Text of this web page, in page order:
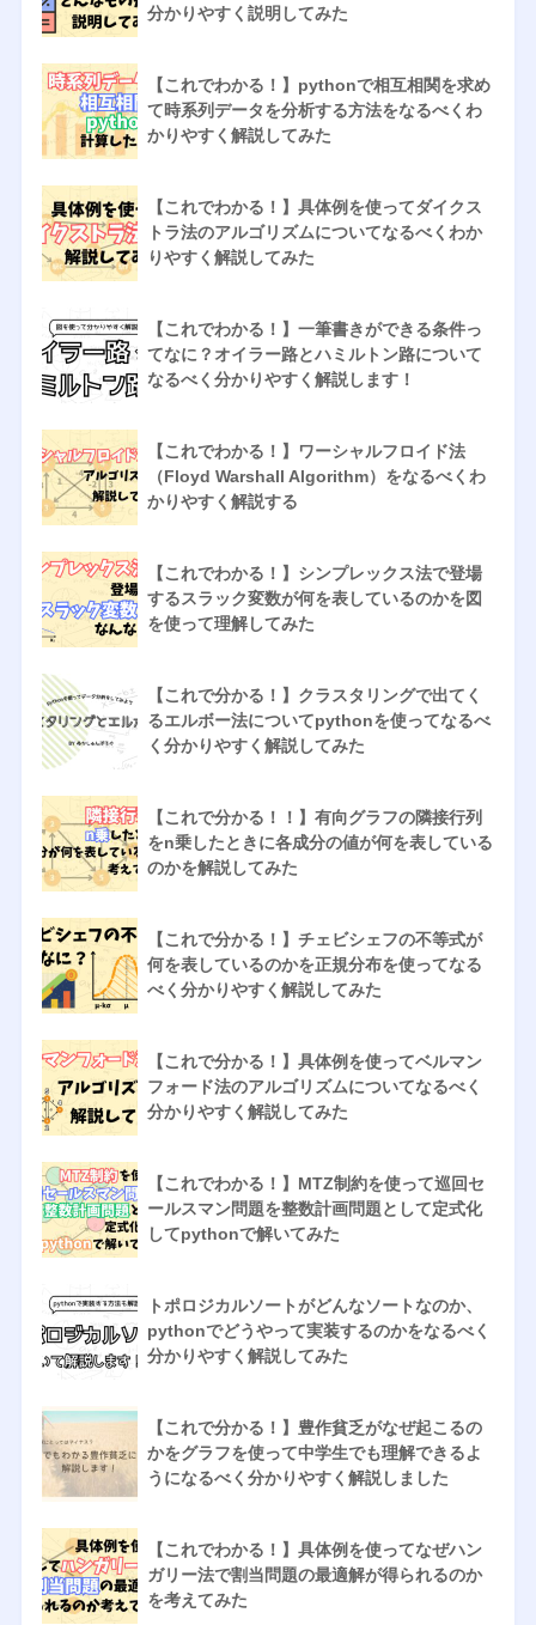
分かりやすく説明してみた
【これでわかる！】pythonで相互相関を求め
て時系列データを分析する方法をなるべくわ
かりやすく解説してみた
【これでわかる！】具体例を使ってダイクス
トラ法のアルゴリズムについてなるべくわか
りやすく解説してみた
【これでわかる！】一筆書きができる条件っ
てなに？オイラー路とハミルトン路について
なるべく分かりやすく解説します！
【これでわかる！】ワーシャルフロイド法
（Floyd Warshall Algorithm）をなるべくわ
かりやすく解説する
【これでわかる！】シンプレックス法で登場
するスラック変数が何を表しているのかを図
を使って理解してみた
【これで分かる！】クラスタリングで出てく
るエルボー法についてpythonを使ってなるべ
く分かりやすく解説してみた
【これで分かる！！】有向グラフの隣接行列
をn乗したときに各成分の値が何を表している
のかを解説してみた
【これで分かる！】チェビシェフの不等式が
何を表しているのかを正規分布を使ってなる
べく分かりやすく解説してみた
【これで分かる！】具体例を使ってベルマン
フォード法のアルゴリズムについてなるべく
分かりやすく解説してみた
【これでわかる！】MTZ制約を使って巡回セ
ールスマン問題を整数計画問題として定式化
してpythonで解いてみた
トポロジカルソートがどんなソートなのか、
pythonでどうやって実装するのかをなるべく
分かりやすく解説してみた
【これで分かる！】豊作貧乏がなぜ起こるの
かをグラフを使って中学生でも理解できるよ
うになるべく分かりやすく解説しました
【これでわかる！】具体例を使ってなぜハン
ガリー法で割当問題の最適解が得られるのか
を考えてみた